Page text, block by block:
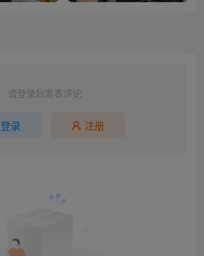
请登录后发表评论
登录 注册